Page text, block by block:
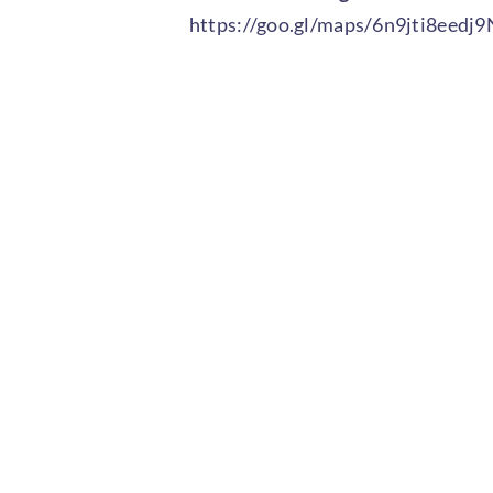
https://goo.gl/maps/